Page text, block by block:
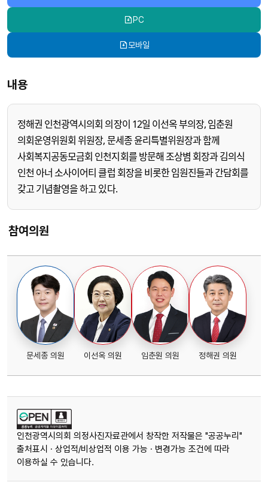
PC
모바일
내용
정해권 인천광역시의회 의장이 12일 이선옥 부의장, 임춘원
의회운영위원회 위원장, 문세종 윤리특별위원장과 함께
사회복지공동모금회 인천지회를 방문해 조상볌 회장과 김의식
인천 아너 소사이어티 클럽 회장을 비롯한 임원진들과 간담회를
갖고 기념촬영을 하고 있다.
참여의원
문세종 의원 이선옥 의원 임춘원 의원 정해권 의원
인천광역시의회 의정사진자료관에서 창작한 저작물은 "공공누리"
출처표시 · 상업적/비상업적 이용 가능 · 변경가능 조건에 따라
이용하실 수 있습니다.